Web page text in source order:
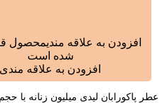
افزودن به علاقه مندیمحصول
شده است
افزودن به علاقه مندی